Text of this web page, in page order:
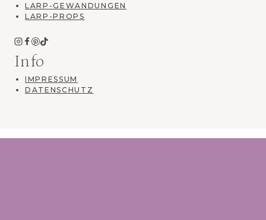
LARP-GEWANDUNGEN
LARP-PROPS
Info
IMPRESSUM
DATENSCHUTZ